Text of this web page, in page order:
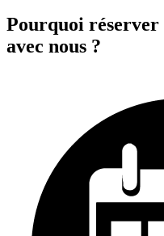
Pourquoi
avec nous ?